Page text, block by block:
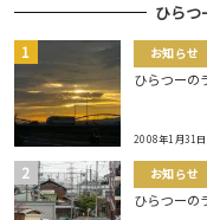
ひら
お知らせ
ひらつーの
2008年1月31日
お知らせ
ひらつーの